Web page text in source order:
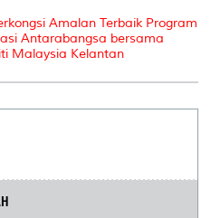
Amalan Terbaik Program
Antarabangsa bersama
Malaysia Kelantan